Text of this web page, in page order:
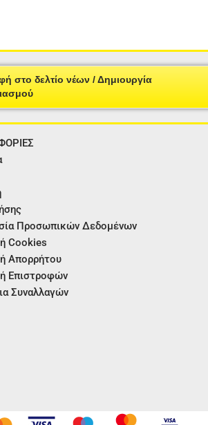
στο δελτίο νέων / Δημιουργία
Προσωπικών Δεδομένων
Cookies
Απορρήτου
Επιστροφών
Συναλλαγών